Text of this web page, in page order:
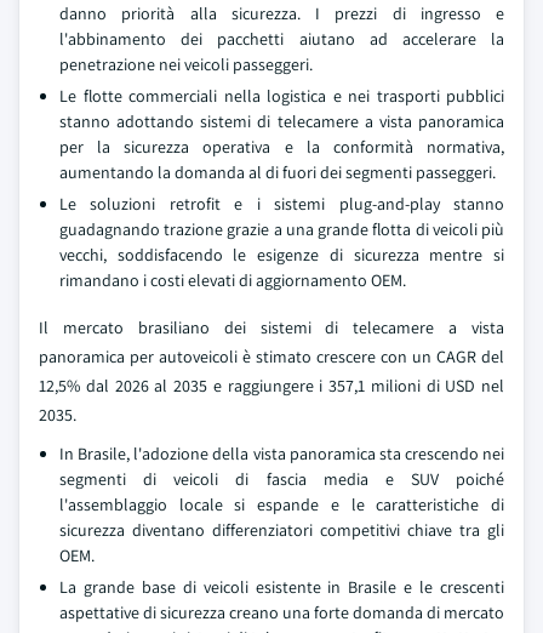
danno priorità alla sicurezza. I prezzi di ingresso e
l'abbinamento dei pacchetti aiutano ad accelerare la
penetrazione nei veicoli passeggeri.
Le flotte commerciali nella logistica e nei trasporti pubblici
stanno adottando sistemi di telecamere a vista panoramica
per la sicurezza operativa e la conformità normativa,
aumentando la domanda al di fuori dei segmenti passeggeri.
Le soluzioni retrofit e i sistemi plug-and-play stanno
guadagnando trazione grazie a una grande flotta di veicoli più
vecchi, soddisfacendo le esigenze di sicurezza mentre si
rimandano i costi elevati di aggiornamento OEM.
Il mercato brasiliano dei sistemi di telecamere a vista
panoramica per autoveicoli è stimato crescere con un CAGR del
12,5% dal 2026 al 2035 e raggiungere i 357,1 milioni di USD nel
2035.
In Brasile, l'adozione della vista panoramica sta crescendo nei
segmenti di veicoli di fascia media e SUV poiché
l'assemblaggio locale si espande e le caratteristiche di
sicurezza diventano differenziatori competitivi chiave tra gli
OEM.
La grande base di veicoli esistente in Brasile e le crescenti
aspettative di sicurezza creano una forte domanda di mercato